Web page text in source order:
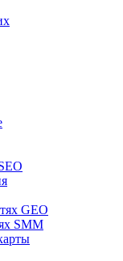
GEO
SMM